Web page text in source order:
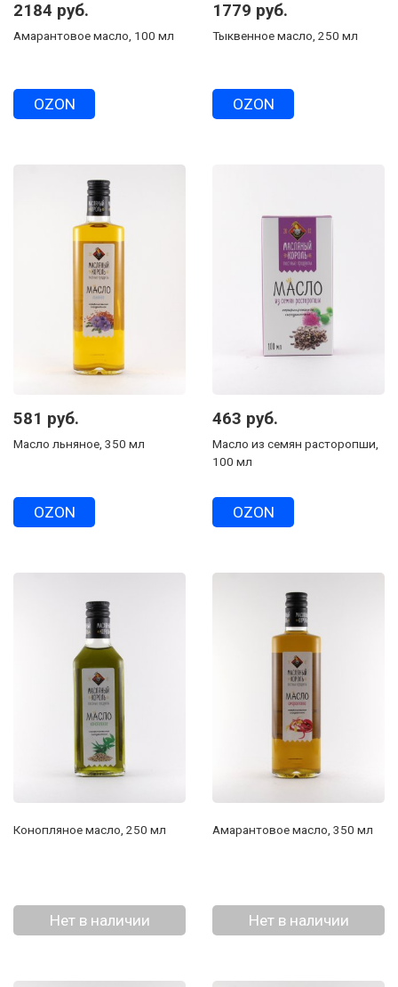
2184 руб.
Амарантовое масло, 100 мл
OZON
1779 руб.
Тыквенное масло, 250 мл
OZON
581 руб.
Масло льняное, 350 мл
OZON
463 руб.
Масло из семян расторопши,
100 мл
OZON
Конопляное масло, 250 мл
Нет в наличии
Амарантовое масло, 350 мл
Нет в наличии